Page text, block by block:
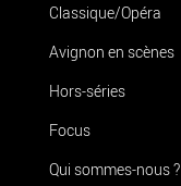
Classique/Opéra
Avignon en scènes
Hors-séries
Focus
Qui sommes-nous ?